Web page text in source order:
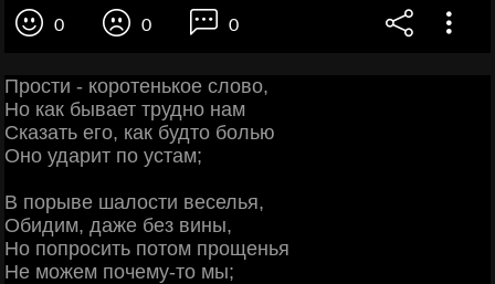
0 0 0
Прости - коротенькое слово,
Но как бывает трудно нам
Сказать его, как будто болью
Оно ударит по устам;
В порыве шалости веселья,
Обидим, даже без вины,
Но попросить потом прощенья
Не можем почему-то мы;